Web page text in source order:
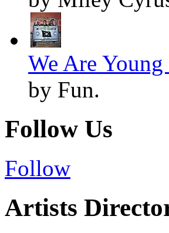
We Are
by Fun.
Follow Us
Follow
Artists